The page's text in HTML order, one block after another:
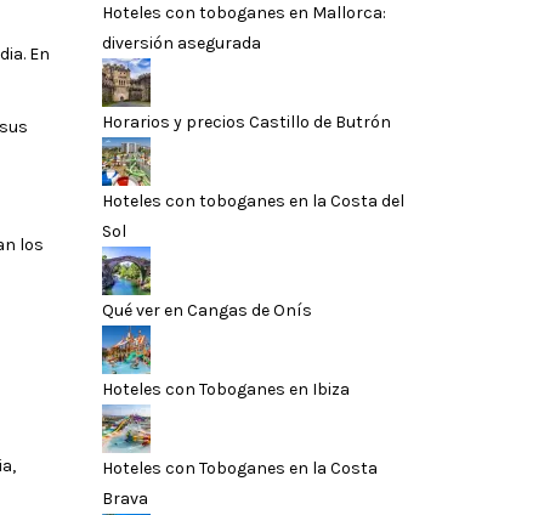
En
los
Hoteles con toboganes en Mallorca:
diversión asegurada
Horarios y precios Castillo de Butrón
Hoteles con toboganes en la Costa del
Sol
Qué ver en Cangas de Onís
Hoteles con Toboganes en Ibiza
Hoteles con Toboganes en la Costa
Brava